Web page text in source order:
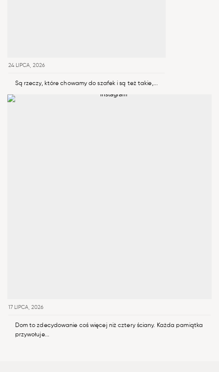
24 LIPCA, 2026
Są rzeczy, które chowamy do szafek i są też takie,...
17 LIPCA, 2026
Dom to zdecydowanie coś więcej niż cztery ściany. Każda pamiątka
przywołuje...